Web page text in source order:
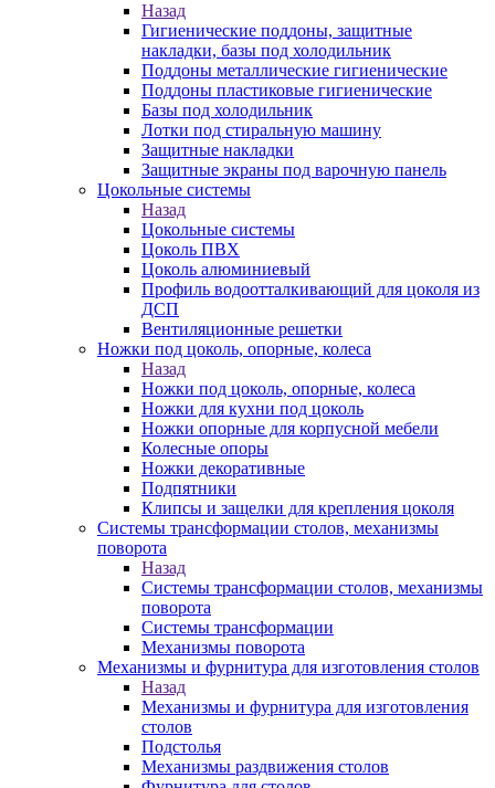
Назад
Гигиенические поддоны, защитные
накладки, базы под холодильник
Поддоны металлические гигиенические
Поддоны пластиковые гигиенические
Базы под холодильник
Лотки под стиральную машину
Защитные накладки
Защитные экраны под варочную панель
Цокольные системы
Назад
Цокольные системы
Цоколь ПВХ
Цоколь алюминиевый
Профиль водоотталкивающий для цоколя из
ДСП
Вентиляционные решетки
Ножки под цоколь, опорные, колеса
Назад
Ножки под цоколь, опорные, колеса
Ножки для кухни под цоколь
Ножки опорные для корпусной мебели
Колесные опоры
Ножки декоративные
Подпятники
Клипсы и защелки для крепления цоколя
Системы трансформации столов, механизмы
поворота
Назад
Системы трансформации столов, механизмы
поворота
Системы трансформации
Механизмы поворота
Механизмы и фурнитура для изготовления столов
Назад
Механизмы и фурнитура для изготовления
столов
Подстолья
Механизмы раздвижения столов